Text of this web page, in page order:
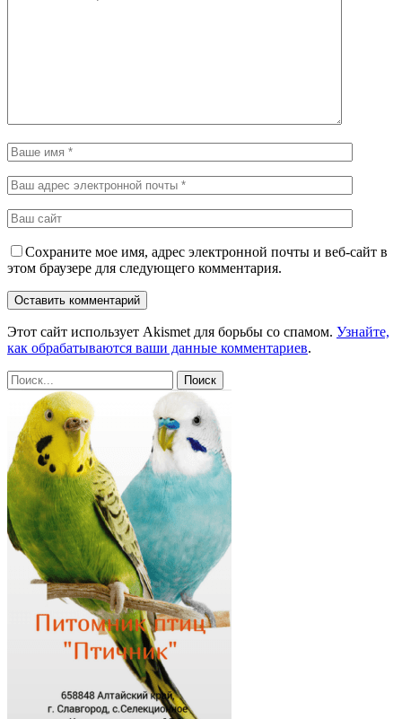
Сохраните мое имя, адрес электронной почты и веб-сайт в
этом браузере для следующего комментария.
Этот сайт использует Akismet для борьбы со спамом. Узнайте,
как обрабатываются ваши данные комментариев.